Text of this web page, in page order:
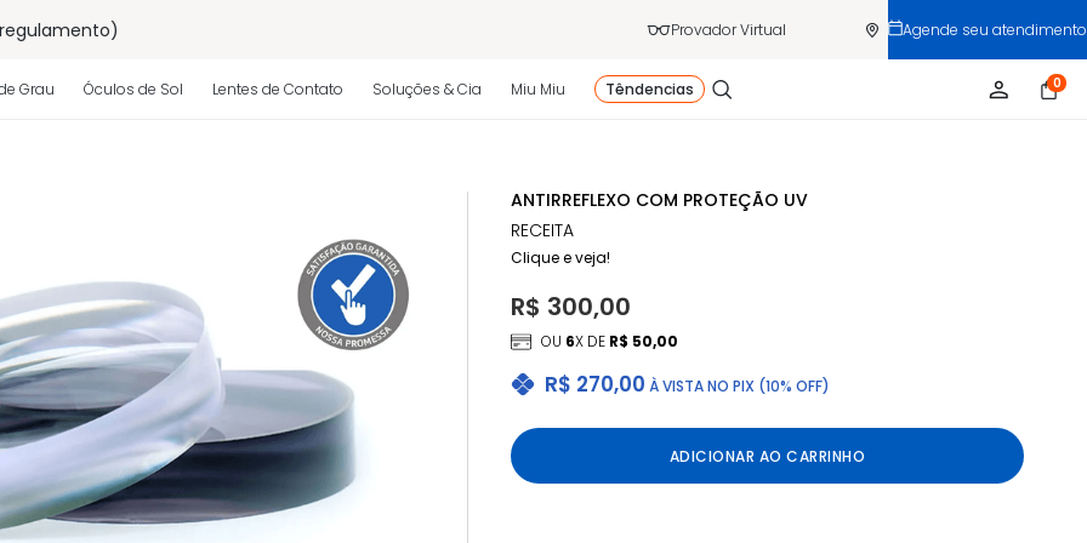
Provador Virtual Agende seu atendimento
Grau Óculos de Sol Lentes de Contato Soluções & Cia Miu Miu Têndencias 0
ANTIRREFLEXO COM PROTEÇÃO UV
RECEITA
Clique e veja!
R$ 270,00 À VISTA NO PIX (10% OFF)
R$ 300,00
OU 6X DE R$ 50,00
ADICIONAR AO CARRINHO